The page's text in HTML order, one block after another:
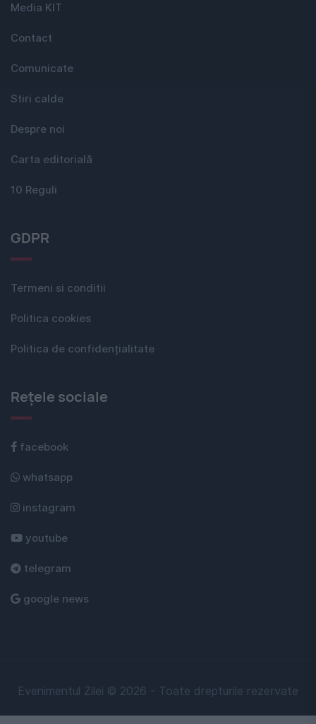
Media KIT
Contact
Comunicate
Stiri calde
Despre noi
Carta editorială
10 Reguli
GDPR
Termeni si conditii
Politica cookies
Politica de confidențialitate
Rețele sociale
facebook
whatsapp
instagram
youtube
telegram
google news
Evenimentul Zilei © 2026 - Toate drepturile rezervate